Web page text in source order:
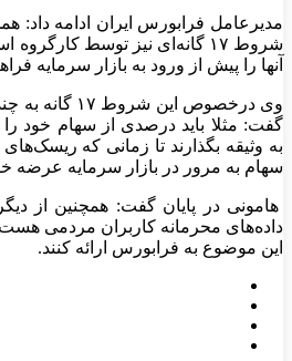
مدیرعامل فرابورس ایران ادامه داد:
شروط ۱۷ گانه‌ای نیز توسط
آنها را پیش از ورود به بازار سرمایه
وی درخصوص این
گفت: مثلا باید درصدی از سهام خود
به وثیقه بگذارند تا زمانی که
سهام به مرور در بازار سرمایه عرضه
هامونی در پایان گفت: همچنین از
داده‌های محرمانه کاربران مردمی هست
این موضوع به فرابورس ارائه کنند.